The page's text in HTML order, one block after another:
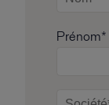
Prénom*